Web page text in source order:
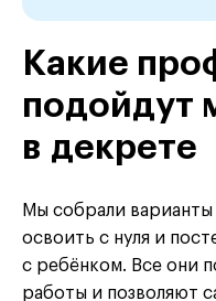
Какие
подойдут
в декрете
Мы собрали
освоить с нуля и
с ребёнком. Все они
работы и позволяют